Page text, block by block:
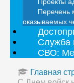
Перечень
оказываемых
Служба
СВО:
Главная